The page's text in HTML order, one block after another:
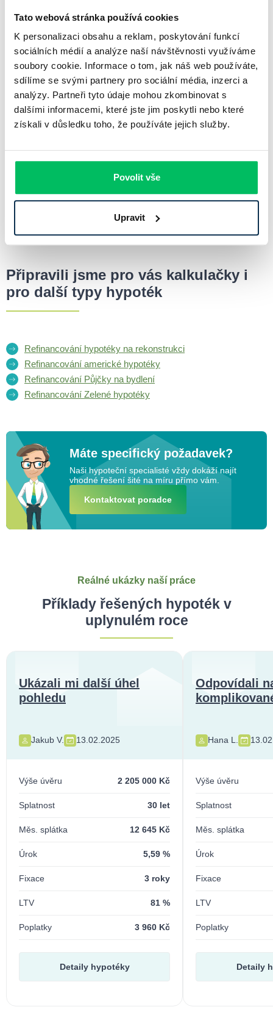
Tato webová stránka používá cookies
K personalizaci obsahu a reklam, poskytování funkcí
sociálních médií a analýze naší návštěvnosti využíváme
soubory cookie. Informace o tom, jak náš web používáte,
sdílíme se svými partnery pro sociální média, inzerci a
analýzy. Partneři tyto údaje mohou zkombinovat s
dalšími informacemi, které jste jim poskytli nebo které
získali v důsledku toho, že používáte jejich služby.
Povolit vše
Upravit
Následně se podává žádost, která zahrnuje doložení příjmů a
dalších dokumentů. Po schválení úvěru dochází k podpisu
smlouvy a čerpání financí.
Srovnání hypoték pomocí online kalkulačky.
Podání žádosti včetně doložení potřebných dokumentů.
Schválení úvěru a podpis hypoteční smlouvy.
Investice do vlastního bydlení je zásadním krokem, proto je
důležité vybrat vhodný úvěr s co nejvýhodnějšími podmínkami.
Pečlivé porovnání a správné rozhodnutí může přinést dlouhodobé
Připravili jsme pro vás kalkulačky i
pro další typy hypoték
Refinancování hypotéky na rekonstrukci
Refinancování americké hypotéky
Refinancování Půjčky na bydlení
Refinancování Zelené hypotéky
Máte specifický požadavek?
Naši hypoteční specialisté vždy dokáží najít
vhodné řešení šité na míru přímo vám.
Kontaktovat poradce
Reálné ukázky naší práce
Příklady řešených hypoték v
uplynulém roce
Ukázali mi další úhel
pohledu
Jakub V. 13.02.2025
Výše úvěru 2 205 000 Kč
Splatnost 30 let
Měs. splátka 12 645 Kč
Úrok 5,59 %
Fixace 3 roky
LTV 81 %
Poplatky 3 960 Kč
Detaily hypotéky
Odpovídali
Hana L.
Výše úvěru
Splatnost
Měs. splátka
Úrok
Fixace
LTV
Poplatky
Detaily